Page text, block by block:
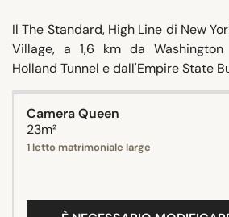
Il The Standard, High Line di New
Village, a 1,6 km da
Holland Tunnel e dall'Empire State
Camera Queen
23m²
1 letto matrimoniale large